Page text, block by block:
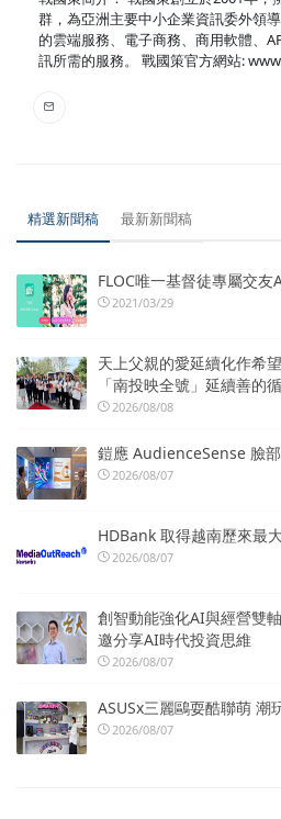
群，為亞洲主要中小企業資訊委外領
的雲端服務、電子商務、商用軟體、
訊所需的服務。 戰國策官方網站:
精選新聞稿 最新新聞稿
FLOC唯一基督徒專屬交友
2021/03/29
天上父親的愛延續化作希
「南投映全號」延續善的
2026/08/08
鎧應 AudienceSense 臉
2026/08/07
HDBank 取得越南歷來最
2026/08/07
創智動能強化AI與經營雙
邀分享AI時代投資思維
2026/08/07
ASUSx三麗鷗耍酷聯萌 潮
2026/08/07